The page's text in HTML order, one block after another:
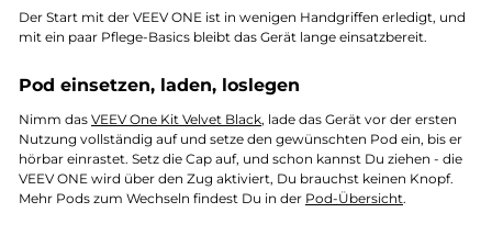
Der Start mit der VEEV ONE ist in wenigen Handgriffen erledigt, und
mit ein paar Pflege-Basics bleibt das Gerät lange einsatzbereit.
Pod einsetzen, laden, loslegen
Nimm das VEEV One Kit Velvet Black, lade das Gerät vor der ersten
Nutzung vollständig auf und setze den gewünschten Pod ein, bis er
hörbar einrastet. Setz die Cap auf, und schon kannst Du ziehen - die
VEEV ONE wird über den Zug aktiviert, Du brauchst keinen Knopf.
Mehr Pods zum Wechseln findest Du in der Pod-Übersicht.